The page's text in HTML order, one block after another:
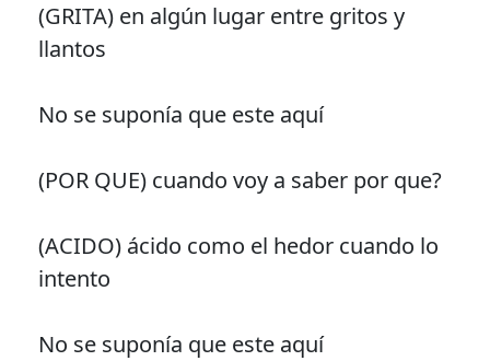
(GRITA) en algún lugar entre gritos y
llantos
No se suponía que este aquí
(POR QUE) cuando voy a saber por que?
(ACIDO) ácido como el hedor cuando lo
intento
No se suponía que este aquí